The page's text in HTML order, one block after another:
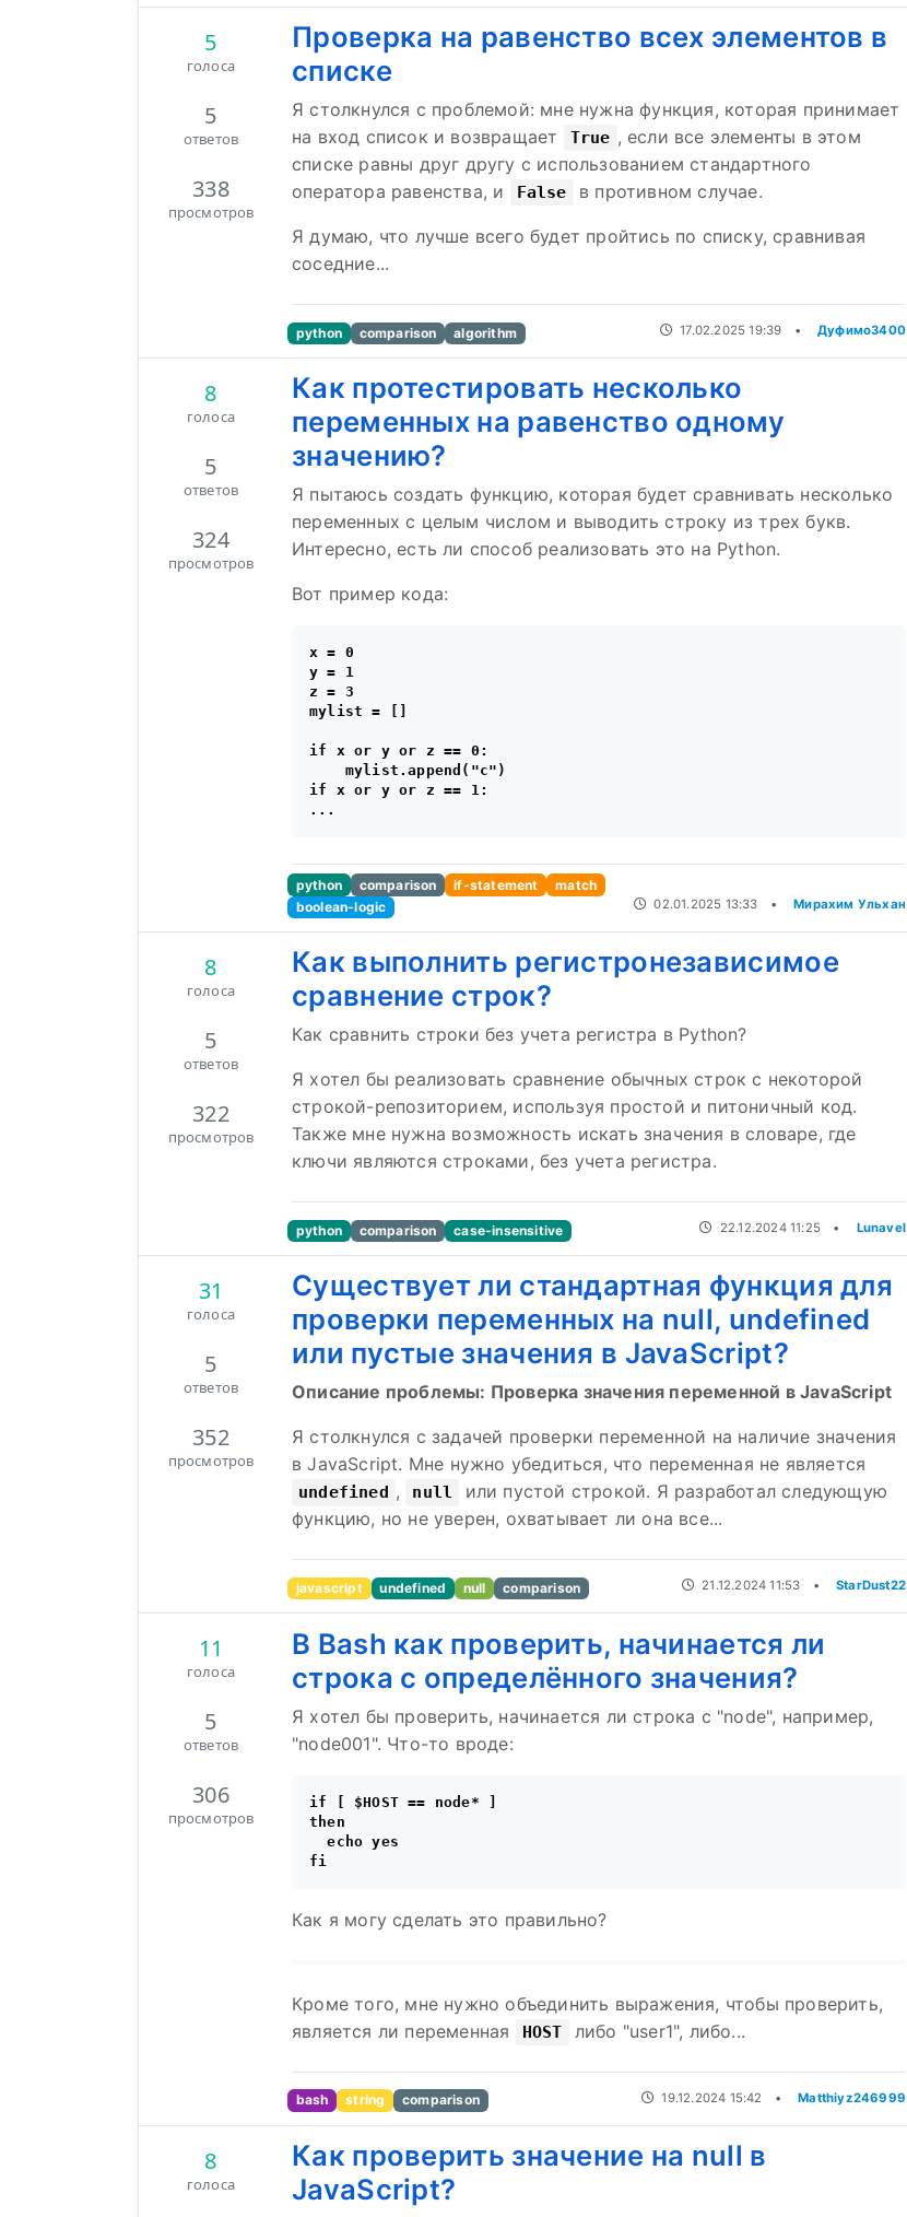
5
голоса
5
ответов
338
просмотров
Проверка на равенство всех элементов в
списке
Я столкнулся с проблемой: мне нужна функция, которая принимает
на вход список и возвращает
True , если все элементы в этом
списке равны друг другу с использованием стандартного
оператора равенства, и
False в противном случае.
Я думаю, что лучше всего будет пройтись по списку, сравнивая
соседние...
python comparison algorithm 17.02.2025 19:39 • Дуфимо3400
8
голоса
5
ответов
324
просмотров
Как протестировать несколько
переменных на равенство одному
значению?
Я пытаюсь создать функцию, которая будет сравнивать несколько
переменных с целым числом и выводить строку из трех букв.
Интересно, есть ли способ реализовать это на Python.
Вот пример кода:
x = 0
y = 1
z = 3
mylist = []
if x or y or z == 0:
    mylist.append("c")
if x or y or z == 1:
python comparison if-statement
match
boolean-logic
02.01.2025 13:33 • Мирахим Ульхан
8
голоса
5
ответов
322
просмотров
Как выполнить регистронезависимое
сравнение строк?
Как сравнить строки без учета регистра в Python?
Я хотел бы реализовать сравнение обычных строк с некоторой
строкой-репозиторием, используя простой и питоничный код.
Также мне нужна возможность искать значения в словаре, где
ключи являются строками, без учета регистра.
python comparison case-insensitive 22.12.2024 11:25 • Lunavel
31
голоса
5
ответов
352
просмотров
Существует ли стандартная функция для
проверки переменных на null, undefined
или пустые значения в JavaScript?
Описание проблемы: Проверка значения переменной в JavaScript
Я столкнулся с задачей проверки переменной на наличие значения
в JavaScript. Мне нужно убедиться, что переменная не является
undefined , null
или пустой строкой. Я разработал следующую
функцию, но не уверен, охватывает ли она все...
javascript undefined null comparison 21.12.2024 11:53 • StarDust22
11
голоса
5
ответов
306
просмотров
В Bash как проверить, начинается ли
строка с определённого значения?
Я хотел бы проверить, начинается ли строка с "node", например,
"node001". Что-то вроде:
if [ $HOST == node* ]
then
  echo yes
Как я могу сделать это правильно?
Кроме того, мне нужно объединить выражения, чтобы проверить,
является ли переменная
HOST либо "user1", либо...
bash string comparison 19.12.2024 15:42 • Matthiyz246999
8
голоса
Как проверить значение на null в
JavaScript?